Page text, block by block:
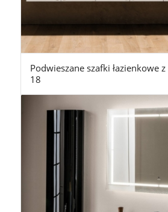
Podwieszane szafki łazienkowe
18